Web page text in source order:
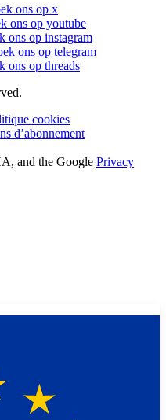
ons op x
ons op youtube
ons op instagram
ons op telegram
ons op threads
cookies
d’abonnement
and the Google Privacy